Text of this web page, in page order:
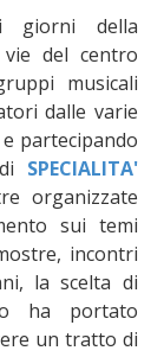
giorni della
del centro
musicali
dalle varie
partecipando
SPECIALITA'
organizzate
sui temi
incontri
la scelta di
ha portato
un tratto di